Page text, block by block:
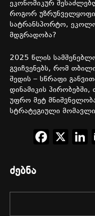
ეკონომიკურ
როგორ
სატრანსპორტო,
მდგრადობა?
2025 წლის
გვიჩვენებს, რომ
შედის – სწრაფი
დინამიკის პირობებში,
უფრო მეტ
სტრატეგიული
X
ძებნა